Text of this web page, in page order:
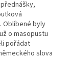
Oblíbené byly
o masopustu
pořádat
slova